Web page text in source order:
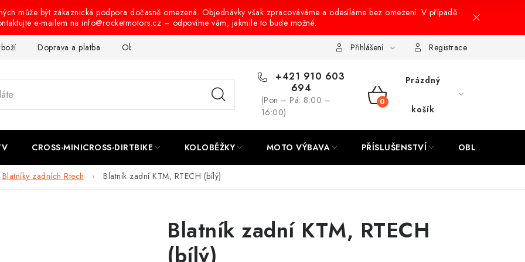
může být zákaznická podpora dočasně omezená. Objednávky však zpracováváme a odesíláme bez omezení. V případě
e-mailem na info@rocketmotors.cz – odpovíme vám, jakmile to bude možné.
Doprava a platba Obchodní podmínky Podmínky ochrany osobních údajů Návody na montáž
Přihlášení Registrace
+421 910 603
694
(Pon – Pá: 8:00 –
16:00)
NÁKUPNÍ
Prázdný
košík
CROSS-MINICROSS-DIRTBIKE KOLOBĚŽKY MOTO VÝBAVA PŘÍSLUŠENSTVÍ OBLEČENÍ
Blatníky zadních Rtech Blatník zadní KTM, RTECH (bílý)
Blatník zadní KTM, RTECH
(bílý)